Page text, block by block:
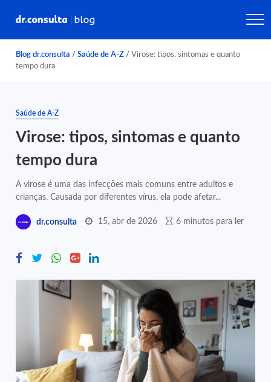
Blog dr.consulta / Saúde de A-Z / Virose: tipos, sintomas e quanto
tempo dura
Saúde de A-Z
Virose: tipos, sintomas e quanto
tempo dura
A virose é uma das infecções mais comuns entre adultos e
crianças. Causada por diferentes vírus, ela pode afetar...
dr.consulta 15, abr de 2026 6 minutos para ler